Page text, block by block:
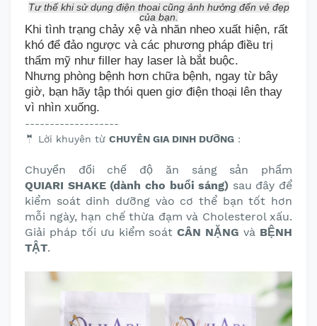
Tư thế khi sử dụng điện thoại cũng ảnh hưởng đến vẻ đẹp
của bạn.
Khi tình trạng chảy xệ và nhăn nheo xuất hiện, rất
khó để đảo ngược và các phương pháp điều trị
thẩm mỹ như filler hay laser là bắt buộc.
Nhưng phòng bệnh hơn chữa bệnh, ngay từ bây
giờ, bạn hãy tập thói quen giơ điện thoại lên thay
vì nhìn xuống.
-------------------
🤵 Lời khuyên từ CHUYÊN GIA DINH DƯỠNG :
Chuyển đổi chế độ ăn sáng sản phẩm
QUIARI SHAKE (dành cho buổi sáng) sau đây để
kiểm soát dinh dưỡng vào cơ thể bạn tốt hơn
mỗi ngày, hạn chế thừa đạm và Cholesterol xấu.
Giải pháp tối ưu kiểm soátCÂN NẶNG và BỆNH
TẬT.